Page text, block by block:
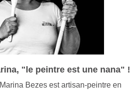
"le peintre est une nana" !
Bezes est artisan-peintre en